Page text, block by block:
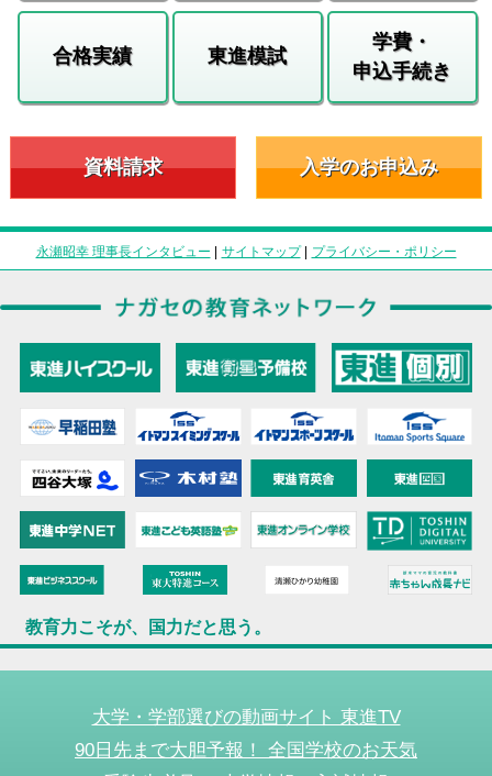
合格実績 東進模試
学費・
申込手続き
資料請求 入学のお申込み
永瀬昭幸 理事長インタビュー | サイトマップ| プライバシー・ポリシー
教育力こそが、国力だと思う。
大学・学部選びの動画サイト 東進TV
90日先まで大胆予報！ 全国学校のお天気